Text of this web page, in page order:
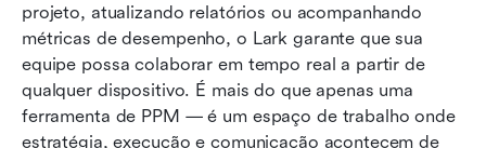
projeto, atualizando relatórios ou acompanhando
métricas de desempenho, o Lark garante que sua
equipe possa colaborar em tempo real a partir de
qualquer dispositivo. É mais do que apenas uma
ferramenta de PPM — é um espaço de trabalho onde
estratégia, execução e comunicação acontecem de